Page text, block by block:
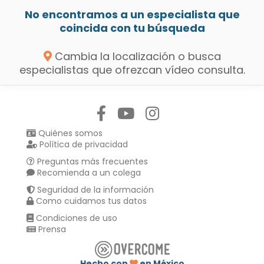
No encontramos a un especialista que
coincida con tu búsqueda
Cambia la localización o busca
especialistas que ofrezcan vídeo consulta.
Quiénes somos
Política de privacidad
Preguntas más frecuentes
Recomienda a un colega
Seguridad de la información
Como cuidamos tus datos
Condiciones de uso
Prensa